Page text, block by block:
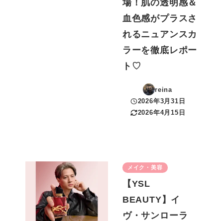
場！肌の透明感＆
血色感がプラスさ
れるニュアンスカ
ラーを徹底レポー
ト♡
reina
投稿日
2026年3月31日
更新日
2026年4月15日
メイク・美容
【YSL
BEAUTY】イ
ヴ・サンローラ